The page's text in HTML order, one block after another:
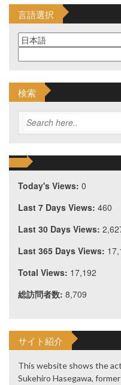
言語選択
検索
Today's Views: 0
Last 7 Days Views: 460
Last 30 Days Views:
Last 365 Days Views:
Total Views: 17,192
総訪問者数: 8,709
サイト紹介
This website shows the
Sukehiro Hasegawa,